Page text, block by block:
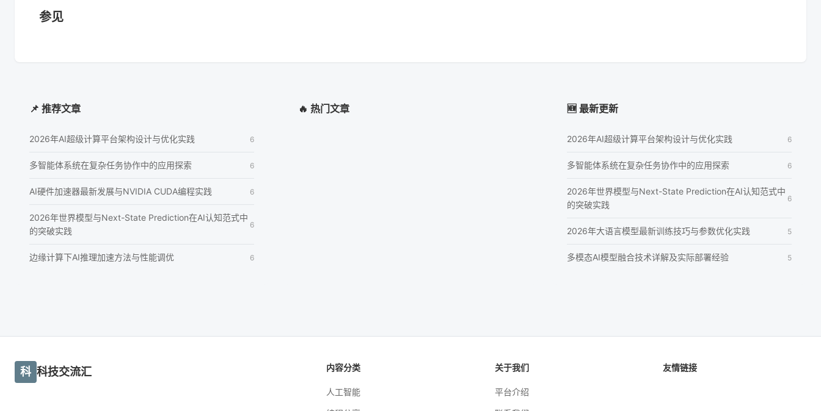
参见
📌 推荐文章
2026年AI超级计算平台架构设计与优化实践 6
多智能体系统在复杂任务协作中的应用探索 6
AI硬件加速器最新发展与NVIDIA CUDA编程实践 6
2026年世界模型与Next-State Prediction在AI认知范式中
的突破实践
6
边缘计算下AI推理加速方法与性能调优 6
🔥 热门文章 🆕 最新更新
2026年AI超级计算平台架构设计与优化实践 6
多智能体系统在复杂任务协作中的应用探索 6
2026年世界模型与Next-State Prediction在AI认知范式中
的突破实践
6
2026年大语言模型最新训练技巧与参数优化实践 5
多模态AI模型融合技术详解及实际部署经验 5
科 科技交流汇 内容分类
人工智能
关于我们
平台介绍
友情链接